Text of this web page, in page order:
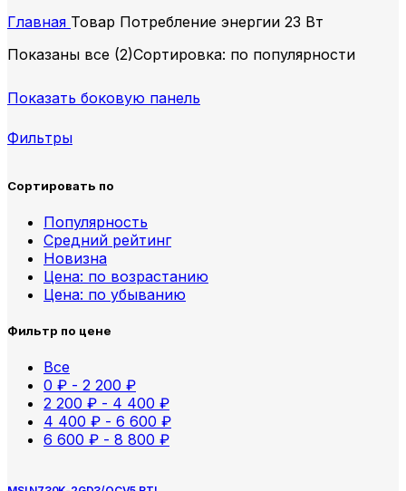
Главная Товар Потребление энергии 23 Вт
Показаны все (2)Сортировка: по популярности
Показать боковую панель
Фильтры
Сортировать по
Популярность
Средний рейтинг
Новизна
Цена: по возрастанию
Цена: по убыванию
Фильтр по цене
Все
0 ₽ - 2 200 ₽
2 200 ₽ - 4 400 ₽
4 400 ₽ - 6 600 ₽
6 600 ₽ - 8 800 ₽